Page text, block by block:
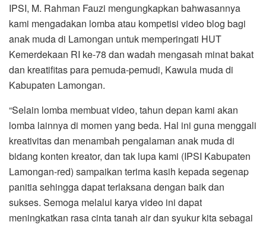
IPSI, M. Rahman Fauzi mengungkapkan bahwasannya
kami mengadakan lomba atau kompetisi video blog bagi
anak muda di Lamongan untuk memperingati HUT
Kemerdekaan RI ke-78 dan wadah mengasah minat bakat
dan kreatifitas para pemuda-pemudi, Kawula muda di
Kabupaten Lamongan.
“Selain lomba membuat video, tahun depan kami akan
lomba lainnya di momen yang beda. Hal ini guna menggali
kreativitas dan menambah pengalaman anak muda di
bidang konten kreator, dan tak lupa kami (IPSI Kabupaten
Lamongan-red) sampaikan terima kasih kepada segenap
panitia sehingga dapat terlaksana dengan baik dan
sukses. Semoga melalui karya video ini dapat
meningkatkan rasa cinta tanah air dan syukur kita sebagai